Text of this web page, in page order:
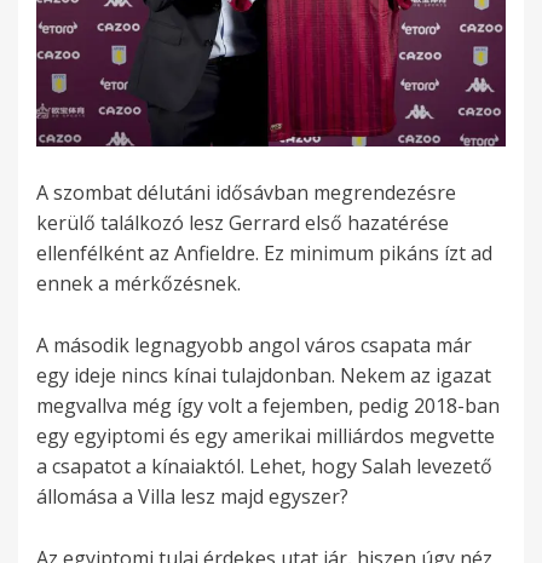
A szombat délutáni idősávban megrendezésre
kerülő találkozó lesz Gerrard első hazatérése
ellenfélként az Anfieldre. Ez minimum pikáns ízt ad
ennek a mérkőzésnek.
A második legnagyobb angol város csapata már
egy ideje nincs kínai tulajdonban. Nekem az igazat
megvallva még így volt a fejemben, pedig 2018-ban
egy egyiptomi és egy amerikai milliárdos megvette
a csapatot a kínaiaktól. Lehet, hogy Salah levezető
állomása a Villa lesz majd egyszer?